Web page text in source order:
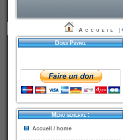
Accueil |
Dons Paypal
Menu général :
Accueil / home